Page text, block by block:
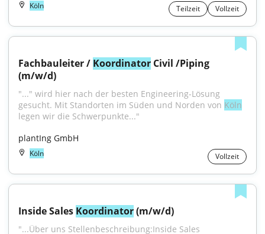
Köln Teilzeit Vollzeit
Fachbauleiter / Koordinator Civil /Piping
(m/w/d)
"..." wird hier nach der besten Engineering-Lösung
gesucht. Mit Standorten im Süden und Norden von Köln
legen wir die Schwerpunkte..."
plantIng GmbH
Köln Vollzeit
Inside Sales Koordinator (m/w/d)